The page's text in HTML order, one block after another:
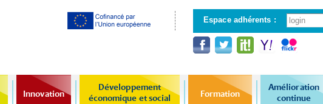
contenu
principal
Espace adhérents :
Innovation
Développement
économique et social
Formation
Amélioration
continue